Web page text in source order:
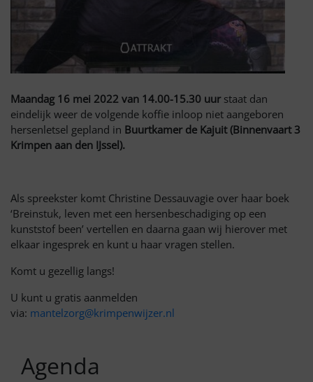
Maandag 16 mei 2022 van 14.00-15.30 uurstaat dan
eindelijk weer de volgende koffie inloop niet aangeboren
hersenletsel gepland in Buurtkamer de Kajuit (Binnenvaart 3
Krimpen aan den IJssel).
Als spreekster komt Christine Dessauvagie over haar boek
‘Breinstuk, leven met een hersenbeschadiging op een
kunststof been’ vertellen en daarna gaan wij hierover met
elkaar ingesprek en kunt u haar vragen stellen.
Komt u gezellig langs!
U kunt u gratis aanmelden
via: mantelzorg@krimpenwijzer.nl
Agenda